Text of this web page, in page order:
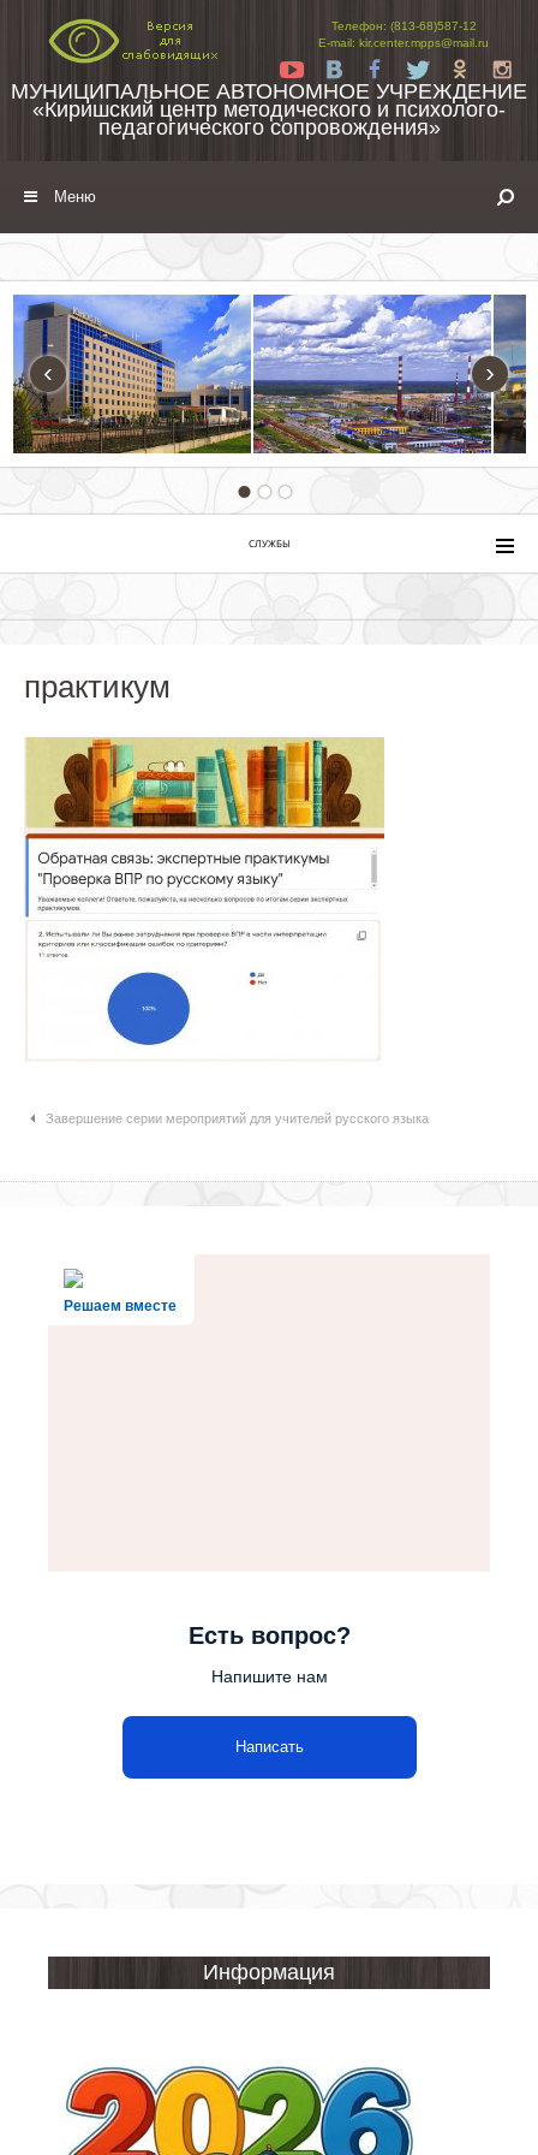
Телефон: (813-68)587-12
E-mail: kir.center.mpps@mail.ru
Yt
Tw
МУНИЦИПАЛЬНОЕ АВТОНОМНОЕ УЧРЕЖДЕНИЕ
«Киришский центр методического и психолого-
педагогического сопровождения»
Меню
‹ ›
СЛУЖБЫ
практикум
Навигация по статьям
Завершение серии мероприятий для учителей русского языка
Решаем вместе
Есть вопрос?
Напишите нам
Написать
Информация